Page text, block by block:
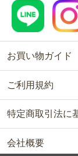
お買い物ガイド
ご利用規約
特定商取引法に
会社概要